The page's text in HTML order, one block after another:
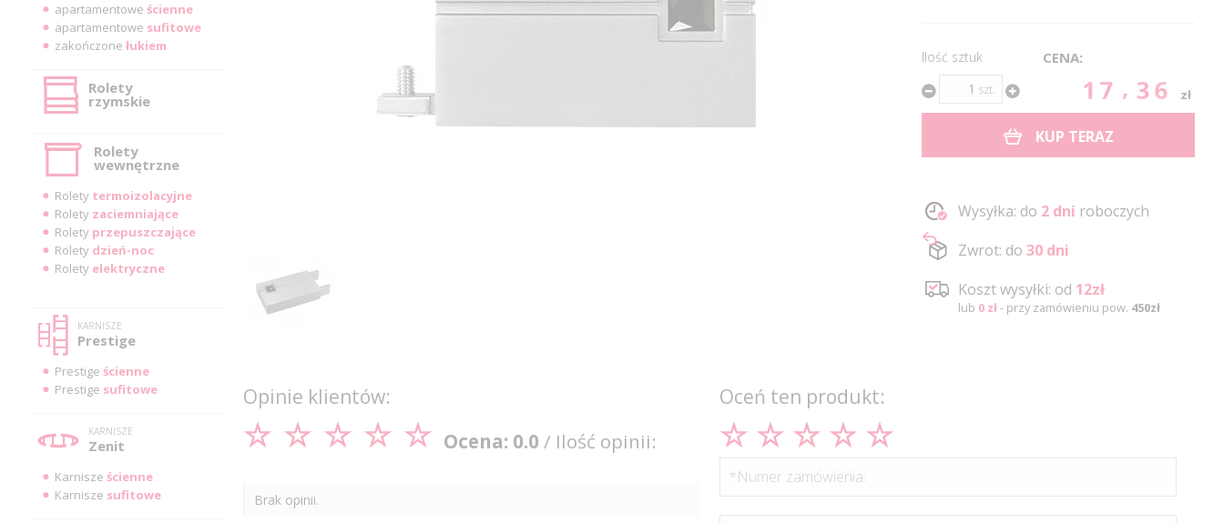
apartamentowe ścienne
apartamentowe sufitowe
zakończone łukiem
Rolety
rzymskie
Rolety
wewnętrzne
Rolety termoizolacyjne
Rolety zaciemniające
Rolety przepuszczające
Rolety dzień-noc
Rolety elektryczne
KARNISZE
Prestige
Prestige ścienne
Prestige sufitowe
KARNISZE
Zenit
Karnisze ścienne
Karnisze sufitowe
Ilość sztuk
szt.
CENA:
17.36 zł
KUP TERAZ
Wysyłka: do 2 dni roboczych
Zwrot: do 30 dni
Koszt wysyłki: od 12zł
lub 0 zł- przy zamówieniu pow. 450zł
Opinie klientów:
Ocena: 0.0 / Ilość opinii:
Brak opinii.
Oceń ten produkt:
*Numer zamówienia: